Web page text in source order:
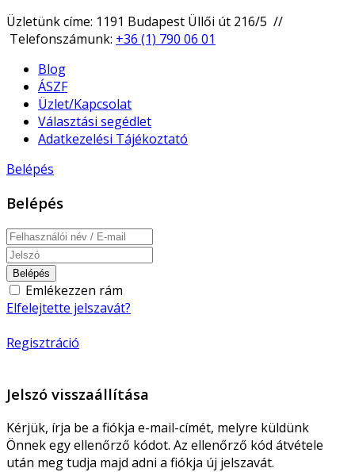
Üzletünk címe: 1191 Budapest Üllői út 216/5 //
Telefonszámunk: +36 (1) 790 06 01
Blog
ÁSZF
Üzlet/Kapcsolat
Választási segédlet
Adatkezelési Tájékoztató
Belépés
Belépés
Belépés
Emlékezzen rám
Elfelejtette jelszavát?
Regisztráció
Jelszó visszaállítása
Kérjük, írja be a fiókja e-mail-címét, melyre küldünk
Önnek egy ellenőrző kódot. Az ellenőrző kód átvétele
után meg tudja majd adni a fiókja új jelszavát.